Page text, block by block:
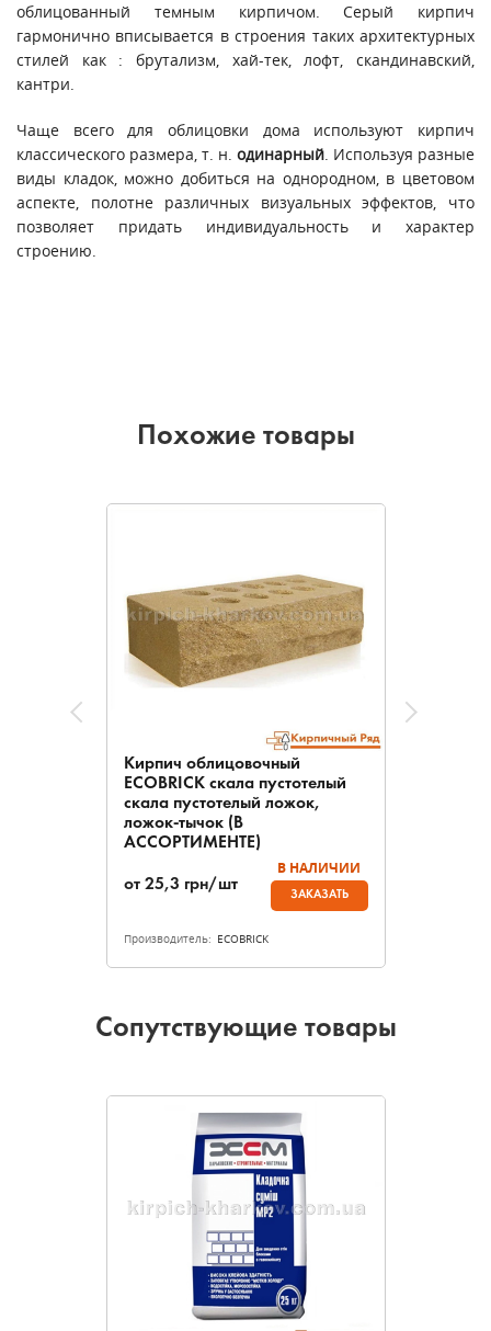
облицованный темным кирпичом. Серый кирпич
гармонично вписывается в строения таких архитектурных
стилей как : брутализм, хай-тек, лофт, скандинавский,
кантри.
Чаще всего для облицовки дома используют кирпич
классического размера, т. н. одинарный. Используя разные
виды кладок, можно добиться на однородном, в цветовом
аспекте, полотне различных визуальных эффектов, что
позволяет придать индивидуальность и характер
строению.
Похожие товары
Кирпич облицовочный
ECOBRICK скала пустотелый
скала пустотелый ложок,
ложок-тычок (В
АССОРТИМЕНТЕ)
от 25,3 грн/шт
В НАЛИЧИИ
ЗАКАЗАТЬ
Производитель: ECOBRICK
Сопутствующие товары